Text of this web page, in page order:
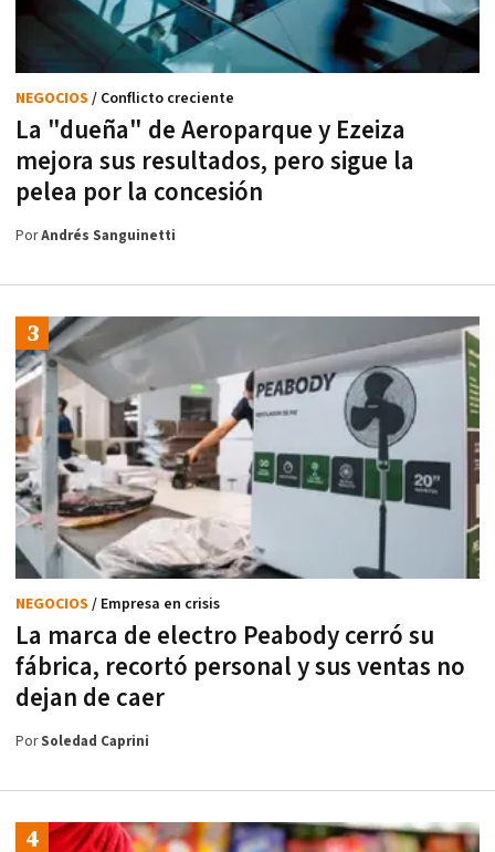
La "dueña" de Aeroparque y Ezeiza
mejora sus resultados, pero sigue la
pelea por la concesión
NEGOCIOS / Conflicto creciente
PorAndrés Sanguinetti
La marca de electro Peabody cerró su
fábrica, recortó personal y sus ventas no
dejan de caer
NEGOCIOS / Empresa en crisis
PorSoledad Caprini